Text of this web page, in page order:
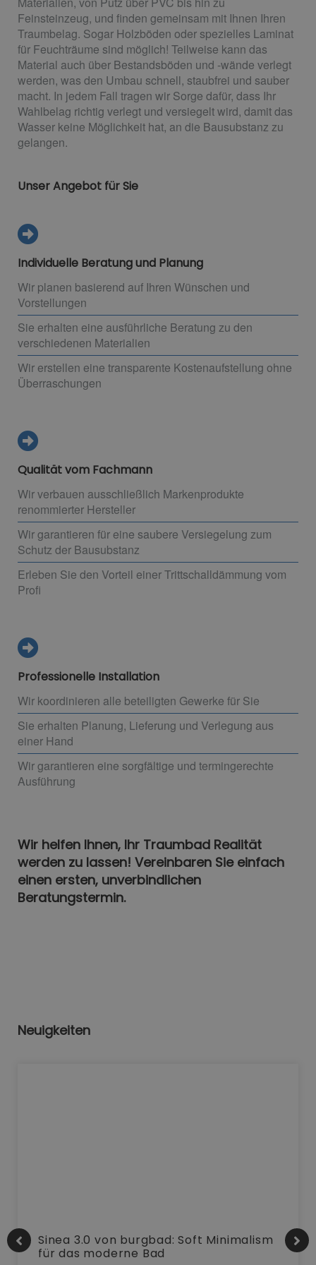
Feinsteinzeug, und finden gemeinsam mit Ihnen Ihren
Traumbelag. Sogar Holzböden oder spezielles Laminat
für Feuchträume sind möglich! Teilweise kann das
Material auch über Bestandsböden und -wände verlegt
werden, was den Umbau schnell, staubfrei und sauber
macht. In jedem Fall tragen wir Sorge dafür, dass Ihr
Wahlbelag richtig verlegt und versiegelt wird, damit das
Wasser keine Möglichkeit hat, an die Bausubstanz zu
gelangen.
Unser Angebot für Sie
Individuelle Beratung und Planung
Wir planen basierend auf Ihren Wünschen und
Vorstellungen
Sie erhalten eine ausführliche Beratung zu den
verschiedenen Materialien
Wir erstellen eine transparente Kostenaufstellung ohne
Überraschungen
Qualität vom Fachmann
Wir verbauen ausschließlich Markenprodukte
renommierter Hersteller
Wir garantieren für eine saubere Versiegelung zum
Schutz der Bausubstanz
Erleben Sie den Vorteil einer Trittschalldämmung vom
Profi
Professionelle Installation
Wir koordinieren alle beteiligten Gewerke für Sie
Sie erhalten Planung, Lieferung und Verlegung aus
einer Hand
Wir garantieren eine sorgfältige und termingerechte
Ausführung
Wir helfen Ihnen, Ihr Traumbad Realität
werden zu lassen! Vereinbaren Sie einfach
einen ersten, unverbindlichen
Beratungstermin.
Neuigkeiten
Sinea 3.0 von burgbad: Soft Minimalism
für das moderne Bad